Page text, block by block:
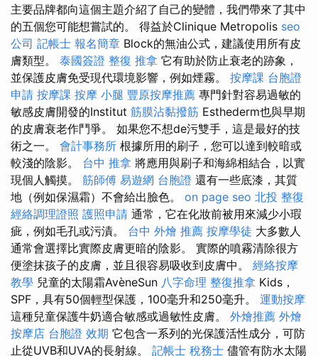
主要品牌都向這個主題介紹了自己的變體，我們帶來了其中
的五個您可能想嘗試的。 得益於Clinique Metropolis seo
公司 記帳士 報名簡章 Block的無油公式，建議使用所有皮
膚類型。 泰國簽證 整復 推拿 它有助於防止衰老的跡象，
並保護皮膚免受現代環境影響，例如煙霧。 按摩課 台胞證
申請 按摩課 按摩 小腿 豐原按摩推薦 專門針對容易過敏的
敏感皮膚開發的Institut 筋膜沾黏撥筋 Esthederm也與早期
的皮膚衰老作鬥爭。 如果您不想de污雙手，這是最好的技
術之一。 會計事務所 根據所用的刷子，您可以達到較暗或
較淺的陰影。 台中 推拿 將應用與刷子和海綿相結合，以實
現個人觸摸。 筋師傅 易遊網 台胞證 還有一些底漆，其質
地（例如保濕霜）不會給出臉色。 on page seo 北投 整復
經絡調理證照 護照申請 通常，它在化妝前被用來減少小瑕
疵，例如毛孔或污漬。 台中 外燴 推薦 按摩學徒 大多數人
通常會選擇比實際皮膚更暗的陰影。 實際的噴霧清除很方
便塗抹孩子的皮膚，並且很容易吸收到皮膚中。 經絡按摩
教學 兒童的太陽霜AvèneSun 八字命理 整復推拿 Kids，
SPF，具有50個輕型保護，100毫升和250毫升。 運動按摩
這種兒童保護牛奶適合敏感或過敏性皮膚。 外燴推薦 外燴
按摩店 台胞證 效期 它包含一系列的光保護活性成分，可防
止從UVB和UVA的長射線。 記帳士 稅務士 儘管有防水太陽